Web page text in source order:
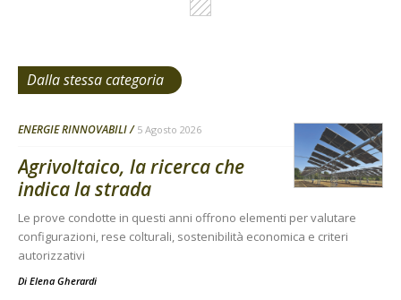
Dalla stessa categoria
ENERGIE RINNOVABILI 5 Agosto 2026
Agrivoltaico, la ricerca che
indica la strada
Le prove condotte in questi anni offrono elementi per valutare
configurazioni, rese colturali, sostenibilità economica e criteri
autorizzativi
Di Elena Gherardi